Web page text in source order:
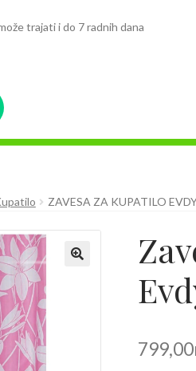
trajati i do 7 radnih dana
ZAVESA ZA KUPATILO
799,00